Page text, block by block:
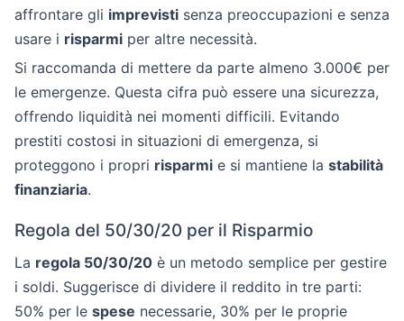
affrontare gli imprevisti senza preoccupazioni e senza
usare i risparmi per altre necessità.
Si raccomanda di mettere da parte almeno 3.000€ per
le emergenze. Questa cifra può essere una sicurezza,
offrendo liquidità nei momenti difficili. Evitando
prestiti costosi in situazioni di emergenza, si
proteggono i propri risparmi e si mantiene la stabilità
finanziaria.
Regola del 50/30/20 per il Risparmio
La regola 50/30/20 è un metodo semplice per gestire
i soldi. Suggerisce di dividere il reddito in tre parti:
50% per le spese necessarie, 30% per le proprie